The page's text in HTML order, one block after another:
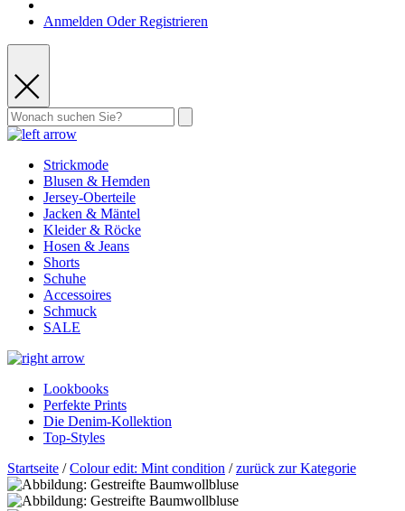
Anmelden Oder Registrieren
Strickmode
Blusen & Hemden
Jersey-Oberteile
Jacken & Mäntel
Kleider & Röcke
Hosen & Jeans
Shorts
Schuhe
Accessoires
Schmuck
SALE
Lookbooks
Perfekte Prints
Die Denim-Kollektion
Top-Styles
Startseite /Colour edit: Mint condition /zurück zur Kategorie